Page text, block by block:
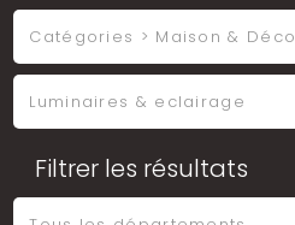
Filtrer les résultats